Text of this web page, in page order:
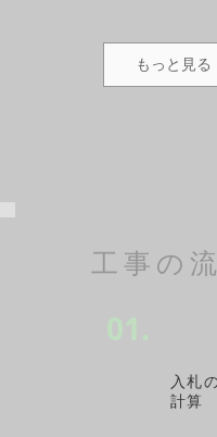
もっと見る
工事の
入札
計算